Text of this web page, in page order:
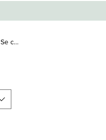
Se connecter